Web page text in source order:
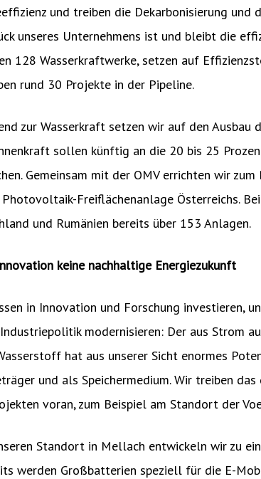
und treiben die Dekarbonisierung und
unseres Unternehmens ist und bleibt die
128 Wasserkraftwerke, setzen auf
rund 30 Projekte in der Pipeline.
zur Wasserkraft setzen wir auf den Ausbau
sollen künftig an die 20 bis 25
Gemeinsam mit der OMV errichten wir
Freiflächenanlage Österreichs.
und Rumänien bereits über 153 Anlagen.
keine nachhaltige Energiezukunft
in Innovation und Forschung investieren,
modernisieren: Der aus Strom
hat aus unserer Sicht enormes
und als Speichermedium. Wir treiben
voran, zum Beispiel am Standort der
Standort in Mellach entwickeln wir zu
werden Großbatterien speziell für die E-